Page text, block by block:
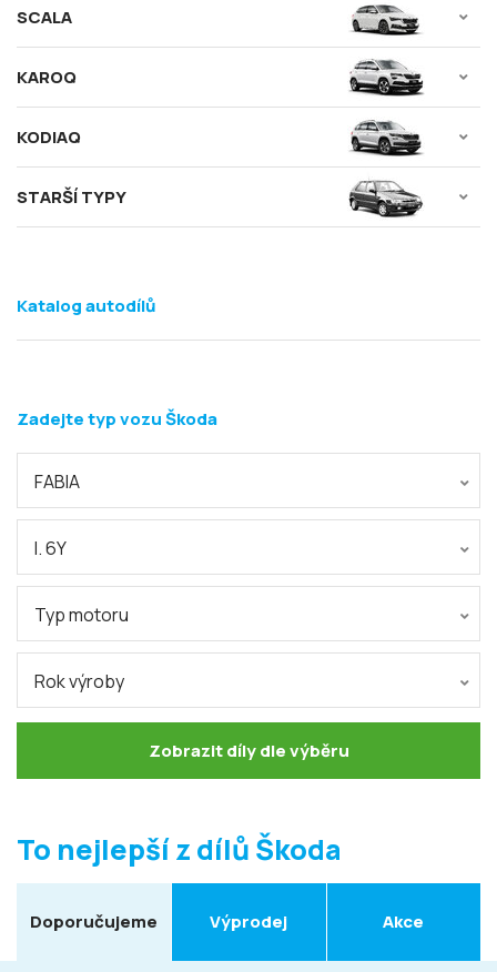
SCALA
KAROQ
KODIAQ
STARŠÍ TYPY
Zadejte typ vozu Škoda
FABIA
I. 6Y
Typ motoru
Rok výroby
Zobrazit díly dle výběru
Katalog autodílů
To nejlepší z dílů Škoda
Doporučujeme Výprodej Akce